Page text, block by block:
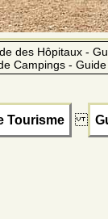
des Hôpitaux -
Campings -
Tourisme